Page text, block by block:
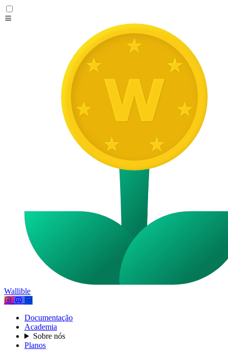
Wallible
Documentação
Academia
Sobre nós
Planos